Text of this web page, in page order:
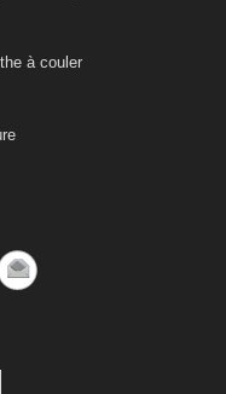
à couler